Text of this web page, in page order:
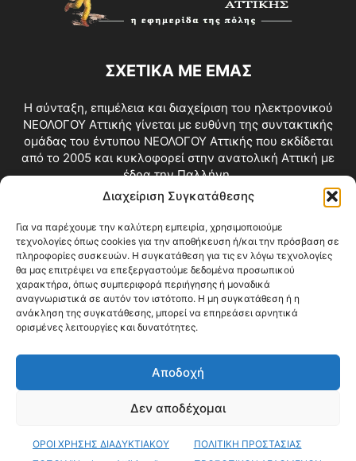
Διαχείριση Συγκατάθεσης
Για να παρέχουμε την καλύτερη εμπειρία, χρησιμοποιούμε
τεχνολογίες όπως cookies για την αποθήκευση ή/και την πρόσβαση σε
πληροφορίες συσκευών. Η συγκατάθεση για τις εν λόγω τεχνολογίες
θα μας επιτρέψει να επεξεργαστούμε δεδομένα προσωπικού
χαρακτήρα, όπως συμπεριφορά περιήγησης ή μοναδικά
αναγνωριστικά σε αυτόν τον ιστότοπο. Η μη συγκατάθεση ή η
ανάκληση της συγκατάθεσης, μπορεί να επηρεάσει αρνητικά
ορισμένες λειτουργίες και δυνατότητες.
Αποδοχή
Δεν αποδέχομαι
ΟΡΟΙ ΧΡΗΣΗΣ ΔΙΑΔΥΚΤΙΑΚΟΥ
ΠΟΛΙΤΙΚΗ ΠΡΟΣΤΑΣΙΑΣ
ΣΧΕΤΙΚΑ ΜΕ ΕΜΑΣ
Η σύνταξη, επιμέλεια και διαχείριση του ηλεκτρονικού
ΝΕΟΛΟΓΟΥ Αττικής γίνεται με ευθύνη της συντακτικής
ομάδας του έντυπου ΝΕΟΛΟΓΟΥ Αττικής που εκδίδεται
από το 2005 και κυκλοφορεί στην ανατολική Αττική με
έδρα την Παλλήνη.
Επικοινωνία:info@neologosattikis.gr
ΑΚΟΛΟΥΘΗΣΕ ΜΑΣ
Videos Όροι Χρήσης
© Copyright 2026 ΝΕΟΛΟΓΟΣ ΑΤΤΙΚΗΣ • All Rights Reserved •